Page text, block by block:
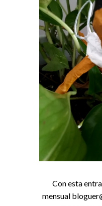
Con esta
mensual